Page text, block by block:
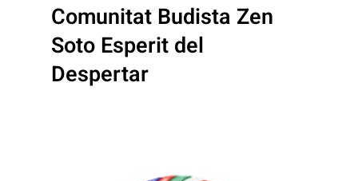
Comunitat Budista Zen
Soto Esperit del
Despertar